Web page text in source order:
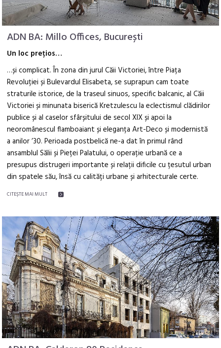
ADN BA: Millo Offices, București
Un loc prețios…
…și complicat. În zona din jurul Căii Victoriei, între Piața
Revoluției și Bulevardul Elisabeta, se suprapun cam toate
straturile istorice, de la traseul sinuos, specific balcanic, al Căii
Victoriei și minunata biserică Kretzulescu la eclectismul clădirilor
publice și al caselor sfârșitului de secol XIX și apoi la
neoromânescul flamboaiant și eleganța Art-Deco și modernistă
a anilor ’30. Perioada postbelică ne-a dat în primul rând
ansamblul Sălii și Pieței Palatului, o operație urbană ce a
presupus distrugeri importante și relații dificile cu țesutul urban
din spatele său, însă cu calități urbane și arhitecturale certe.
CITEŞTE MAI MULT